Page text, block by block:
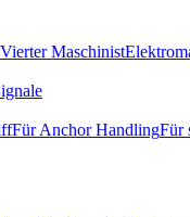
Maschinist
Für Anchor HandlingFür